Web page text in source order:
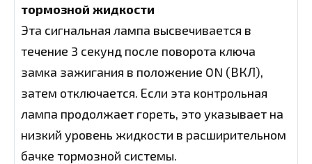
тормозной жидкости
Эта сигнальная лампа высвечивается в
течение 3 секунд после поворота ключа
замка зажигания в положение ON (ВКЛ),
затем отключается. Если эта контрольная
лампа продолжает гореть, это указывает на
низкий уровень жидкости в расширительном
бачке тормозной системы.